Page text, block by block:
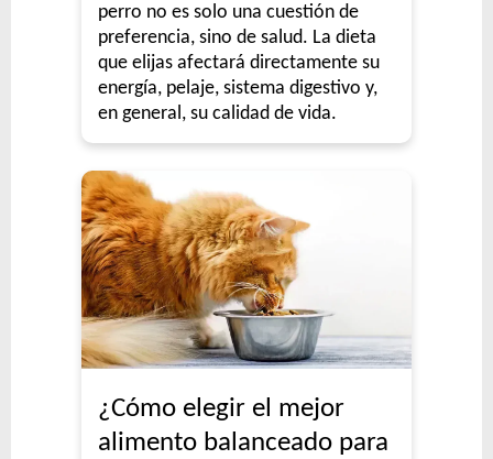
perro no es solo una cuestión de
preferencia, sino de salud. La dieta
que elijas afectará directamente su
energía, pelaje, sistema digestivo y,
en general, su calidad de vida.
¿Cómo elegir el mejor
alimento balanceado para